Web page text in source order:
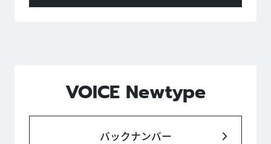
VOICE Newtype
バックナンバー